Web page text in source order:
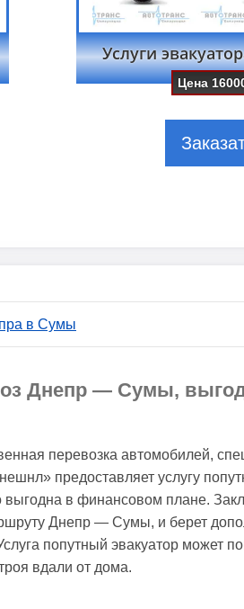
Услуги
Цена
в Сумы
Днепр — Сумы,
перевозка автомобилей,
предоставляет услугу
в финансовом плане.
Днепр — Сумы, и берет
попутный эвакуатор может
вдали от дома.